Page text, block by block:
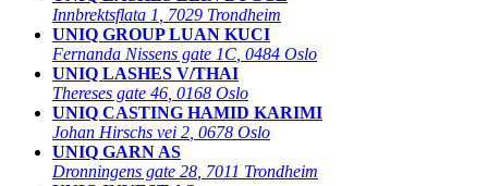
Innbrektsflata 1
7029 Trondheim
UNIQ GROUP LUAN KUCI
Fernanda Nissens gate 1C 0484 Oslo
UNIQ LASHES V/THAI
Thereses gate 46 0168 Oslo
UNIQ CASTING HAMID KARIMI
Johan Hirschs vei 2 0678 Oslo
UNIQ GARN AS
Dronningens gate 28 7011 Trondheim